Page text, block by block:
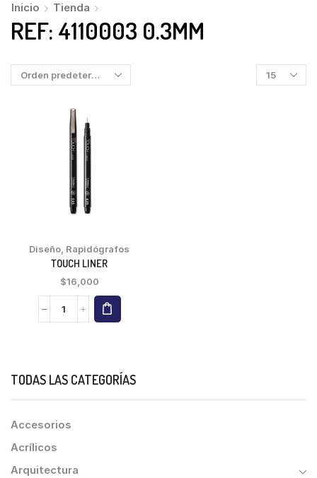
Inicio Tienda
REF: 4110003 0.3MM
Diseño, Rapidógrafos
TOUCH LINER
$16,000
TODAS LAS CATEGORÍAS
Accesorios
Acrílicos
Arquitectura